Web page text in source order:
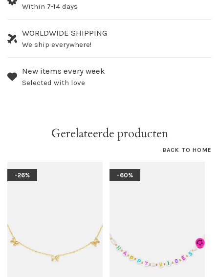
Within 7-14 days
WORLDWIDE SHIPPING
We ship everywhere!
New items every week
Selected with love
Gerelateerde producten
BACK TO HOME
-26% -60%